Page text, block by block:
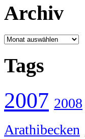
Archiv
Archiv
Tags
2007 2008
Arathibecken